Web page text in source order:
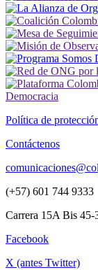
Política de
Contáctenos
(+57) 601 744 9333
Carrera 15A Bis
Facebook
X (antes Twitter)